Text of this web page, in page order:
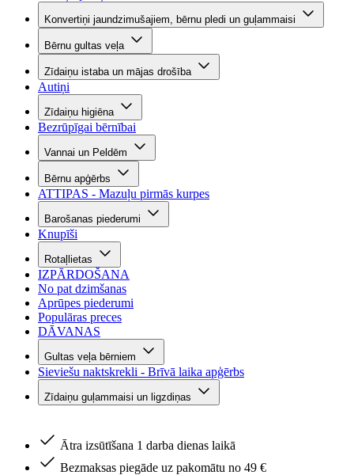
Konvertiņi jaundzimušajiem, bērnu pledi un guļammaisi
Bērnu gultas veļa
Zīdaiņu istaba un mājas drošība
Autiņi
Zīdaiņu higiēna
Bezrūpīgai bērnībai
Vannai un Peldēm
Bērnu apģērbs
ATTIPAS - Mazuļu pirmās kurpes
Barošanas piederumi
Knupīši
Rotaļlietas
IZPĀRDOŠANA
No pat dzimšanas
Aprūpes piederumi
Populāras preces
DĀVANAS
Gultas veļa bērniem
Sieviešu naktskrekli - Brīvā laika apģērbs
Zīdaiņu guļammaisi un ligzdiņas
Ātra izsūtīšana 1 darba dienas laikā
Bezmaksas piegāde uz pakomātu no 49 €